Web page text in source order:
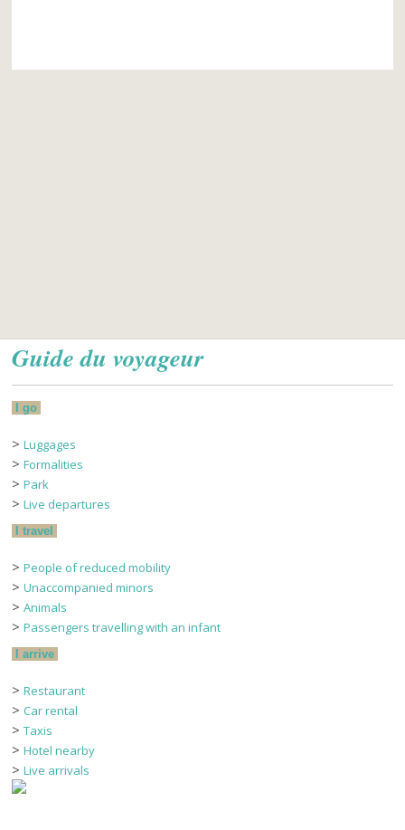
Guide du voyageur
I go
>Luggages
>Formalities
>Park
>Live departures
I travel
>People of reduced mobility
>Unaccompanied minors
>Animals
>Passengers travelling with an infant
I arrive
>Restaurant
> Car rental
>Taxis
>Hotel nearby
>Live arrivals